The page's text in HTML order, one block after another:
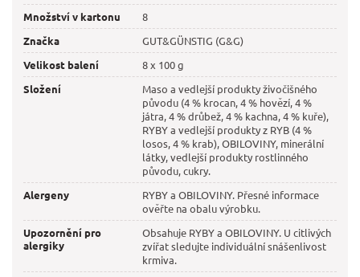
Množství v kartonu
8
Značka
GUT&GÜNSTIG (G&G)
Velikost balení
8 x 100 g
Složení
Maso a vedlejší produkty živočišného
původu (4 % krocan, 4 % hovězí, 4 %
játra, 4 % drůbež, 4 % kachna, 4 % kuře),
RYBY a vedlejší produkty z RYB (4 %
losos, 4 % krab), OBILOVINY, minerální
látky, vedlejší produkty rostlinného
původu, cukry.
Alergeny
RYBY a OBILOVINY. Přesné informace
ověřte na obalu výrobku.
Upozornění pro
alergiky
Obsahuje RYBY a OBILOVINY. U citlivých
zvířat sledujte individuální snášenlivost
krmiva.